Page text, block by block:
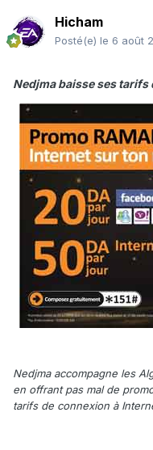
Hicham
Posté(e) le 6 août
Nedjma baisse ses
Nedjma accompagne les
en offrant pas mal de
tarifs de connexion à